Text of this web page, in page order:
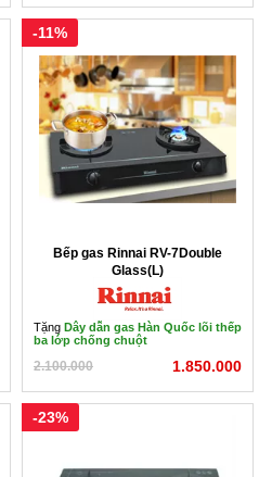
Bếp gas Rinnai RV-7Double
Glass(L)
Tặng Dây dẫn gas Hàn Quốc lõi thếp
ba lớp chống chuột
2.100.000
-11%
1.850.000
-23%